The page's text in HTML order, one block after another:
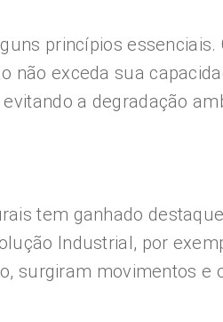
princípios
não exceda sua
a degradação
tem ganhado
Industrial, por
surgiram movimentos